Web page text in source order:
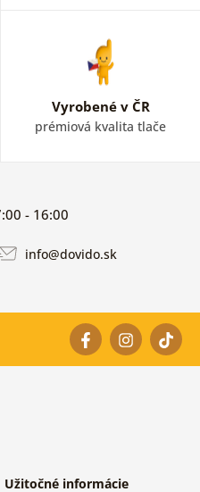
Vyrobené v ČR
prémiová kvalita tlače
- 16:00
info@dovido.sk
Užitočné informácie